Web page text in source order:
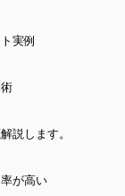
実例
説します。
が高い